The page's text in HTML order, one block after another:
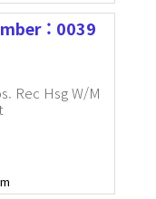
: 0039
Rec Hsg W/M